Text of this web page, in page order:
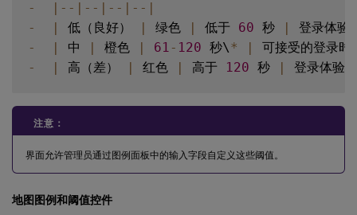
-
| -- | -- | -- | -- |
-
| 低（良好） | 绿色 | 低于 60 秒 |
登录体验
-
| 中 | 橙色 | 61 - 120 秒\* |
可接受的登录
-
| 高（差） | 红色 | 高于 120 秒 | 登录体验
注意：
界面允许管理员通过图例面板中的输入字段自定义这些阈值。
地图图例和阈值控件